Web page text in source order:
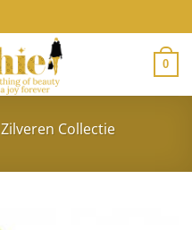
0
Zilveren Collectie